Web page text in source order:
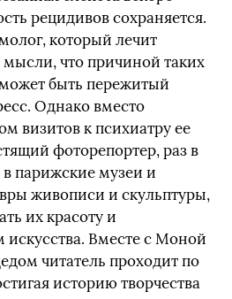
рецидивов сохраняется.
который лечит
мысли, что причиной таких
быть пережитый
Однако вместо
визитов к психиатру ее
фоторепортер, раз в
парижские музеи и
живописи и скульптуры,
их красоту и
искусства. Вместе с Моной
читатель проходит по
историю творчества